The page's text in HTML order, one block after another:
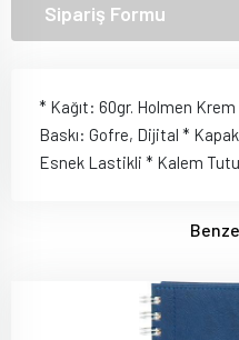
Sipariş Formu
* Kağıt: 60gr. Holmen Krem
Baskı: Gofre, Dijital *
Esnek Lastikli * Kalem